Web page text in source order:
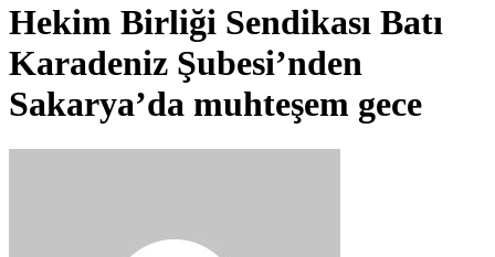
Hekim Birliği Sendikası Batı
Karadeniz Şubesi’nden
Sakarya’da muhteşem gece